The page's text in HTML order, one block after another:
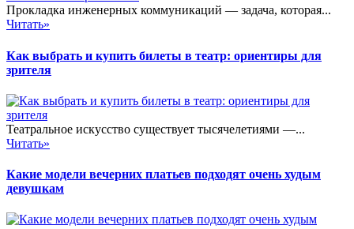
Прокладка инженерных коммуникаций — задача, которая...
Читать»
Как выбрать и купить билеты в театр: ориентиры для
зрителя
Театральное искусство существует тысячелетиями —...
Читать»
Какие модели вечерних платьев подходят очень худым
девушкам